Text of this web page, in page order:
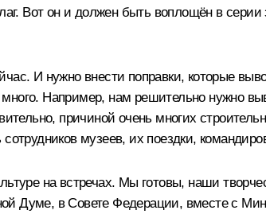
Вот он и должен быть воплощён в
И нужно внести поправки, которые
Например, нам решительно нужно
причиной очень многих
музеев, их поездки,
на встречах. Мы готовы, наши
Думе, в Совете Федерации, вместе с